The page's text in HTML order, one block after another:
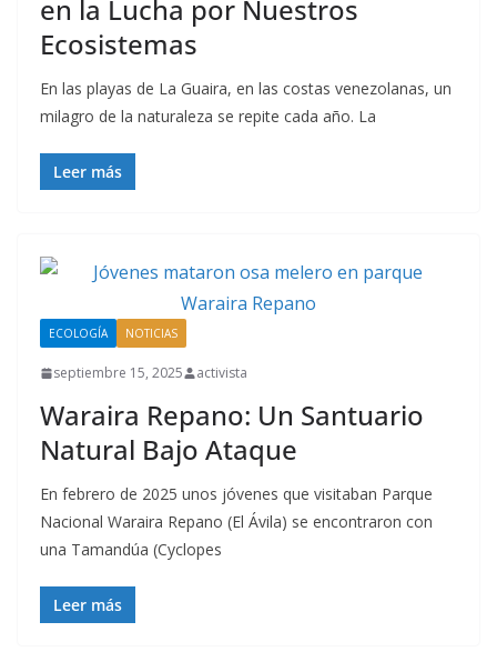
en la Lucha por Nuestros
Ecosistemas
En las playas de La Guaira, en las costas venezolanas, un
milagro de la naturaleza se repite cada año. La
Leer más
ECOLOGÍA NOTICIAS
septiembre 15, 2025 activista
Waraira Repano: Un Santuario
Natural Bajo Ataque
En febrero de 2025 unos jóvenes que visitaban Parque
Nacional Waraira Repano (El Ávila) se encontraron con
una Tamandúa (Cyclopes
Leer más